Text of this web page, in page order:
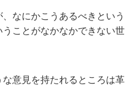
なにかこうあるべきという
ことがなかなかできない世
意見を持たれるところは革